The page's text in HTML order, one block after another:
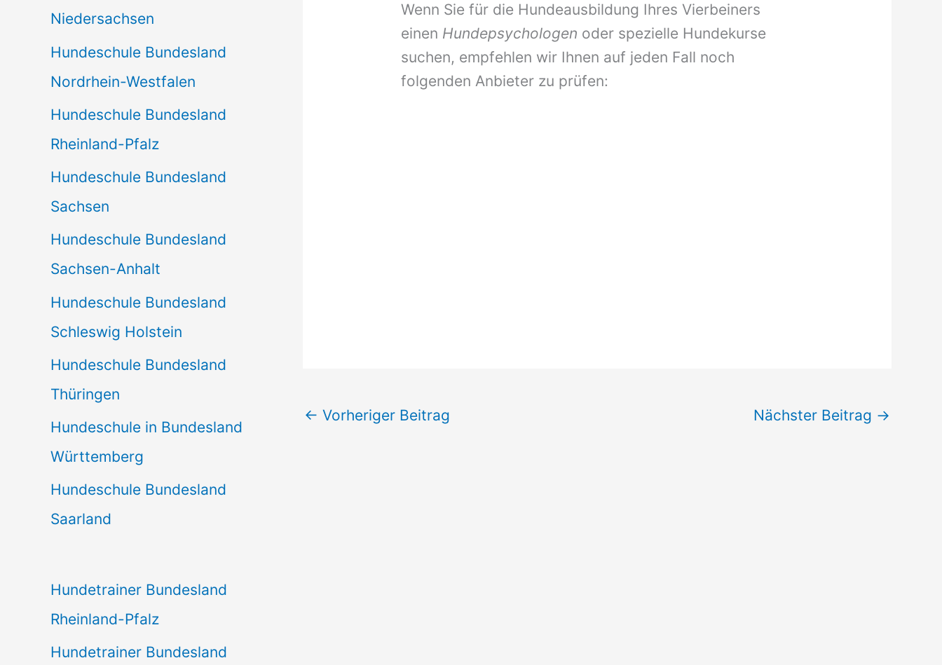
Niedersachsen
Hundeschule Bundesland
Nordrhein-Westfalen
Hundeschule Bundesland
Rheinland-Pfalz
Hundeschule Bundesland
Sachsen
Hundeschule Bundesland
Sachsen-Anhalt
Hundeschule Bundesland
Schleswig Holstein
Hundeschule Bundesland
Thüringen
Hundeschule in Bundesland
Württemberg
Hundeschule Bundesland
Saarland
Hundetrainer Bundesland
Rheinland-Pfalz
Hundetrainer Bundesland
Wenn Sie für die Hundeausbildung Ihres Vierbeiners
einen Hundepsychologen oder spezielle Hundekurse
suchen, empfehlen wir Ihnen auf jeden Fall noch
folgenden Anbieter zu prüfen:
← Vorheriger Beitrag Nächster Beitrag →